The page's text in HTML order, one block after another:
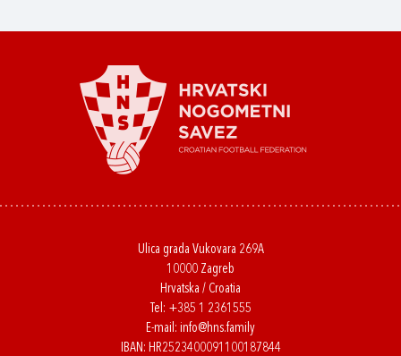
Ulica grada Vukovara 269A
10000 Zagreb
Hrvatska / Croatia
Tel: +385 1 2361555
E-mail: info@hns.family
IBAN: HR2523400091100187844